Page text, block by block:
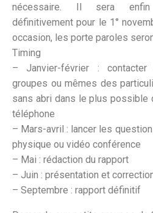
nécessaire. Il sera enfin
définitivement pour le 1°
occasion, les porte paroles
Timing
– Janvier-février :
groupes ou mêmes des
sans abri dans le plus possible
téléphone
– Mars-avril : lancer les
physique ou vidéo conférence
– Mai : rédaction du rapport
– Juin : présentation et
– Septembre : rapport définitif